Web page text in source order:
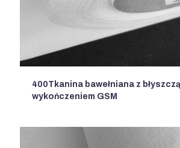
400Tkanina bawełniana z
wykończeniem GSM